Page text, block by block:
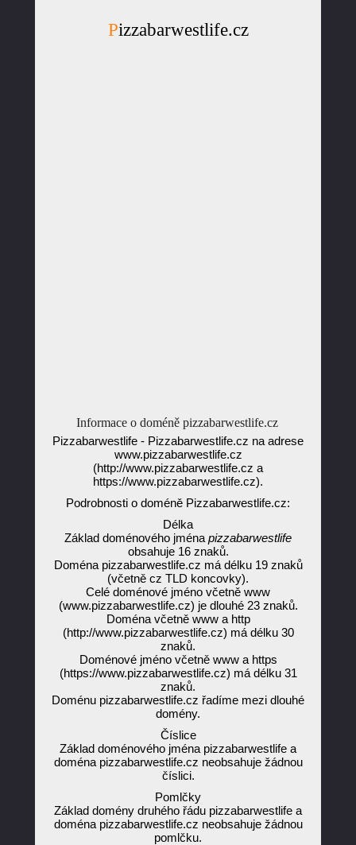
Pizzabarwestlife.cz
Informace o doméně pizzabarwestlife.cz
Pizzabarwestlife - Pizzabarwestlife.cz na adrese
www.pizzabarwestlife.cz
(http://www.pizzabarwestlife.cz a
https://www.pizzabarwestlife.cz).
Podrobnosti o doméně Pizzabarwestlife.cz:
Délka
Základ doménového jména pizzabarwestlife
obsahuje 16 znaků.
Doména pizzabarwestlife.cz má délku 19 znaků
(včetně cz TLD koncovky).
Celé doménové jméno včetně www
(www.pizzabarwestlife.cz) je dlouhé 23 znaků.
Doména včetně www a http
(http://www.pizzabarwestlife.cz) má délku 30
znaků.
Doménové jméno včetně www a https
(https://www.pizzabarwestlife.cz) má délku 31
znaků.
Doménu pizzabarwestlife.cz řadíme mezi dlouhé
domény.
Číslice
Základ doménového jména pizzabarwestlife a
doména pizzabarwestlife.cz neobsahuje žádnou
číslici.
Pomlčky
Základ domény druhého řádu pizzabarwestlife a
doména pizzabarwestlife.cz neobsahuje žádnou
pomlčku.